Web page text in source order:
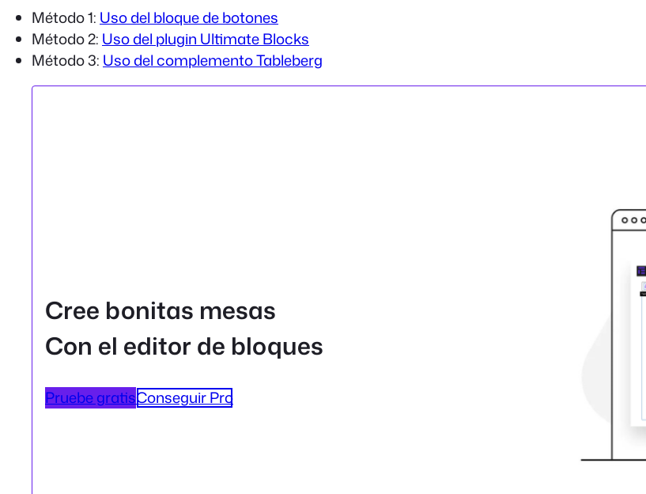
Método 1: Uso del bloque de botones
Método 2: Uso del plugin Ultimate Blocks
Método 3: Uso del complemento Tableberg
Cree bonitas mesas
Con el editor de bloques
Pruebe gratisConseguir Pro